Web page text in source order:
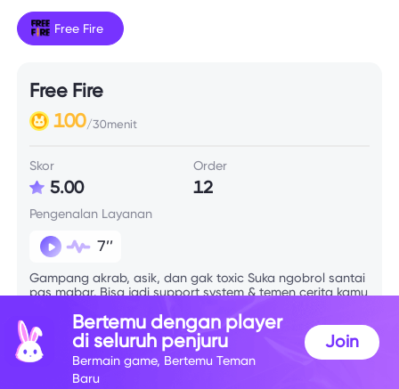
Free Fire
Free Fire
100/30menit
Skor
5.00
Order
12
Pengenalan Layanan
7’’
Gampang akrab, asik, dan gak toxic Suka ngobrol santai
pas mabar. Bisa jadi support system & temen cerita kamu
Info Skill
Bertemu dengan player
di seluruh penjuru
Bermain game, Bertemu Teman
Baru
Join